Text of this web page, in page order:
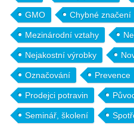
GMO Chybné značení
Mezinárodní vztahy
Nejakostní výrobky
Označování Prevence
Prodejci potravin
Seminář, školení